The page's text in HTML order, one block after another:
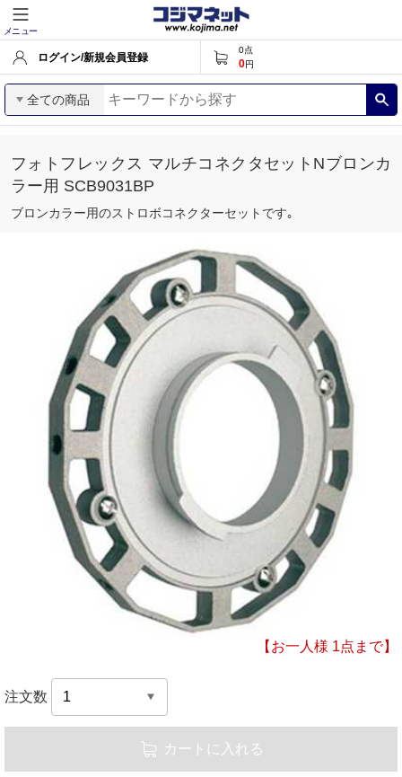
メニュー
ログイン/新規会員登録
0点
0円
全ての商品
フォトフレックス マルチコネクタセットNブロンカ
ラー用 SCB9031BP
ブロンカラー用のストロボコネクターセットです｡
【お一人様 1点まで】
注文数
カートに入れる